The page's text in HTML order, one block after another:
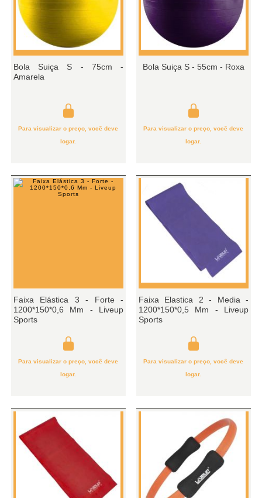
Bola Suiça S - 75cm -
Amarela
Para visualizar o preço, você deve
logar.
Bola Suiça S - 55cm - Roxa
Para visualizar o preço, você deve
logar.
Faixa Elástica 3 - Forte -
1200*150*0,6 Mm - Liveup
Sports
Para visualizar o preço, você deve
logar.
Faixa Elastica 2 - Media -
1200*150*0,5 Mm - Liveup
Sports
Para visualizar o preço, você deve
logar.